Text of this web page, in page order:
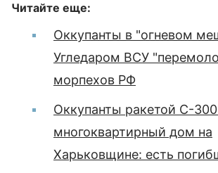
Читайте еще:
Оккупанты в "огневом
Угледаром ВСУ
морпехов РФ
Оккупанты ракетой С-
многоквартирный дом на
Харьковщине: есть